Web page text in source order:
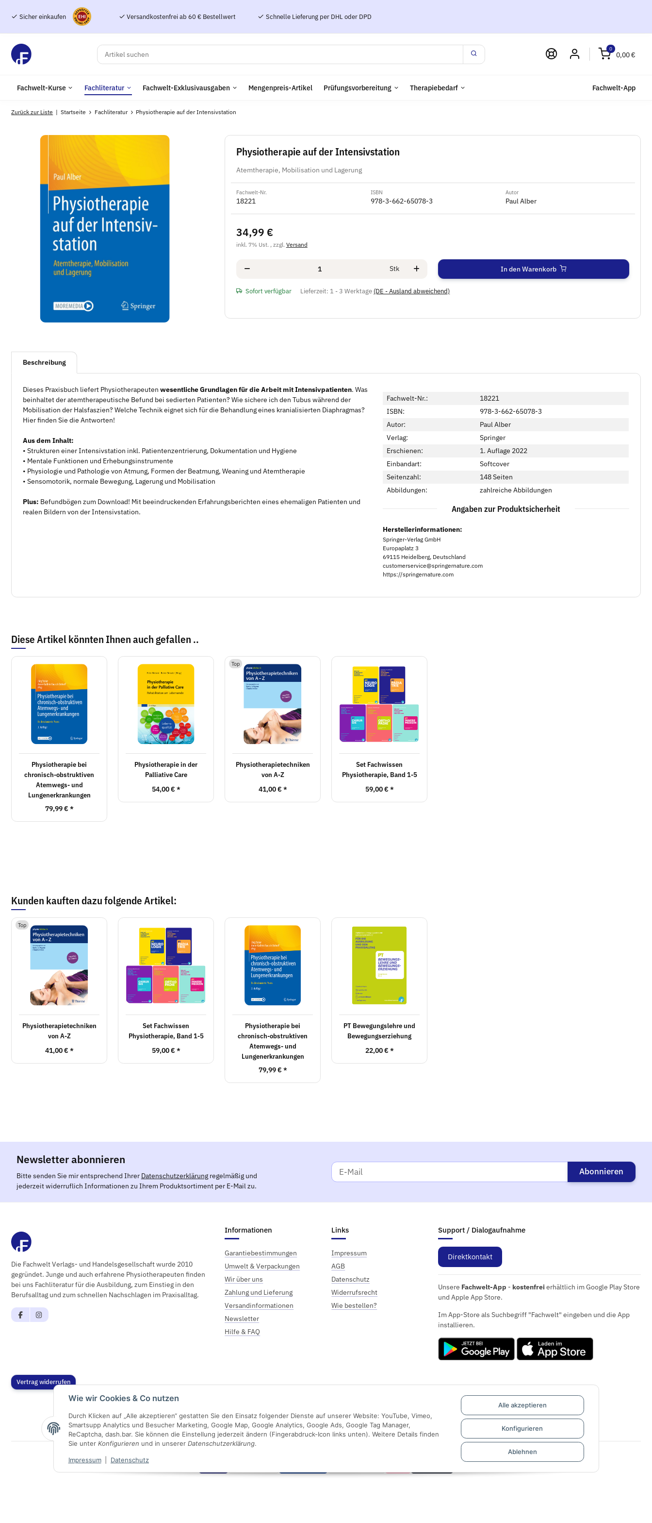
Wie wir Cookies & Co nutzen
Durch Klicken auf „Alle akzeptieren“ gestatten Sie den Einsatz folgender Dienste auf unserer Website: YouTube, Vimeo,
Smartsupp Analytics und Besucher Marketing, Google Map, Google Analytics, Google Ads, Google Tag Manager,
ReCaptcha, dash.bar. Sie können die Einstellung jederzeit ändern (Fingerabdruck-Icon links unten). Weitere Details finden
Sie unter Konfigurieren und in unserer Datenschutzerklärung.
Impressum Datenschutz
Alle akzeptieren
Konfigurieren
Ablehnen
Sicher einkaufen Versandkostenfrei ab 60 € Bestellwert Schnelle Lieferung per DHL oder DPD
0
0,00 €
Fachliteratur Fachwelt-Exklusivausgaben Mengenpreis-Artikel Prüfungsvorbereitung Therapiebedarf
Fachwelt-Kurse Fachwelt-App
Zurück zur Liste Startseite Fachliteratur Physiotherapie auf der Intensivstation
Physiotherapie auf der Intensivstation
Atemtherapie, Mobilisation und Lagerung
Fachwelt-Nr.
18221
ISBN
978-3-662-65078-3
Autor
Paul Alber
34,99 €
inkl. 7% Ust. , zzgl. Versand
Stk In den Warenkorb
Sofort verfügbar Lieferzeit: 1 - 3 Werktage (DE - Ausland abweichend)
weitere Registerkarten anzeigen
Beschreibung
Dieses Praxisbuch liefert Physiotherapeuten wesentliche Grundlagen für die Arbeit mit Intensivpatienten. Was
beinhaltet der atemtherapeutische Befund bei sedierten Patienten? Wie sichere ich den Tubus während der
Mobilisation der Halsfaszien? Welche Technik eignet sich für die Behandlung eines kranialisierten Diaphragmas?
Hier finden Sie die Antworten!
Aus dem Inhalt:
• Strukturen einer Intensivstation inkl. Patientenzentrierung, Dokumentation und Hygiene
• Mentale Funktionen und Erhebungsinstrumente
• Physiologie und Pathologie von Atmung, Formen der Beatmung, Weaning und Atemtherapie
• Sensomotorik, normale Bewegung, Lagerung und Mobilisation
Plus: Befundbögen zum Download! Mit beeindruckenden Erfahrungsberichten eines ehemaligen Patienten und
realen Bildern von der Intensivstation.
Fachwelt-Nr.:
18221
ISBN:
978-3-662-65078-3
Autor:
Paul Alber
Verlag:
Springer
Erschienen:
1. Auflage 2022
Einbandart:
Softcover
Seitenzahl:
148 Seiten
Abbildungen:
zahlreiche Abbildungen
Angaben zur Produktsicherheit
Herstellerinformationen:
Springer-Verlag GmbH
Europaplatz 3
69115 Heidelberg, Deutschland
customerservice@springernature.com
https://springernature.com
Diese Artikel könnten Ihnen auch gefallen ..
Physiotherapie bei
chronisch-obstruktiven
Atemwegs- und
Lungenerkrankungen
79,99 € *
Physiotherapie in der
Palliative Care
54,00 € *
Top
Physiotherapietechniken
von A-Z
41,00 € *
Set Fachwissen
Physiotherapie, Band 1-5
59,00 € *
Kunden kauften dazu folgende Artikel:
Top
Physiotherapietechniken
von A-Z
41,00 € *
Set Fachwissen
Physiotherapie, Band 1-5
59,00 € *
Physiotherapie bei
chronisch-obstruktiven
Atemwegs- und
Lungenerkrankungen
79,99 € *
PT Bewegungslehre und
Bewegungserziehung
22,00 € *
Newsletter abonnieren
Bitte senden Sie mir entsprechend Ihrer Datenschutzerklärungregelmäßig und
jederzeit widerruflich Informationen zu Ihrem Produktsortiment per E-Mail zu.
Abonnieren
Die Fachwelt Verlags- und Handelsgesellschaft wurde 2010
gegründet. Junge und auch erfahrene Physiotherapeuten finden
bei uns Fachliteratur für die Ausbildung, zum Einstieg in den
Berufsalltag und zum schnellen Nachschlagen im Praxisalltag.
Informationen
Garantiebestimmungen
Umwelt & Verpackungen
Wir über uns
Zahlung und Lieferung
Versandinformationen
Newsletter
Hilfe & FAQ
Links
Impressum
AGB
Datenschutz
Widerrufsrecht
Wie bestellen?
Support / Dialogaufnahme
Direktkontakt
Unsere Fachwelt-App - kostenfreierhältlich im Google Play Store
und Apple App Store.
Im App-Store als Suchbegriff "Fachwelt" eingeben und die App
installieren.
Vertrag widerrufen